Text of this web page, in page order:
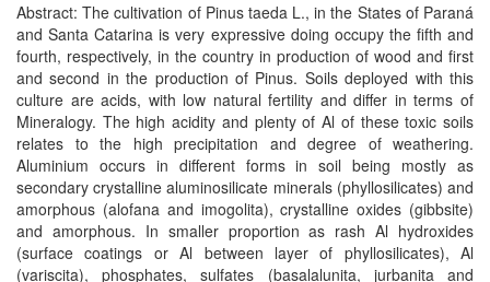
Abstract: The cultivation of Pinus taeda L., in the States of Paraná
and Santa Catarina is very expressive doing occupy the fifth and
fourth, respectively, in the country in production of wood and first
and second in the production of Pinus. Soils deployed with this
culture are acids, with low natural fertility and differ in terms of
Mineralogy. The high acidity and plenty of Al of these toxic soils
relates to the high precipitation and degree of weathering.
Aluminium occurs in different forms in soil being mostly as
secondary crystalline aluminosilicate minerals (phyllosilicates) and
amorphous (alofana and imogolita), crystalline oxides (gibbsite)
and amorphous. In smaller proportion as rash Al hydroxides
(surface coatings or Al between layer of phyllosilicates), Al
(variscita), phosphates, sulfates (basalalunita, jurbanita and